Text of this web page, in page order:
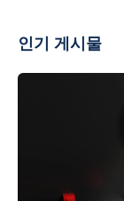
인기 게시물